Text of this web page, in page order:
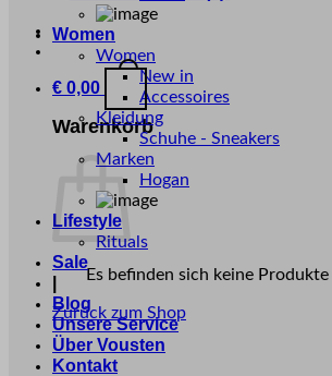
€ 0,00
Warenkorb
Es befinden sich keine
Zurück zum Shop
Women
Women
New in
Accessoires
Kleidung
Schuhe - Sneakers
Marken
Hogan
Lifestyle
Rituals
Sale
Blog
Unsere Service
Über Vousten
Kontakt